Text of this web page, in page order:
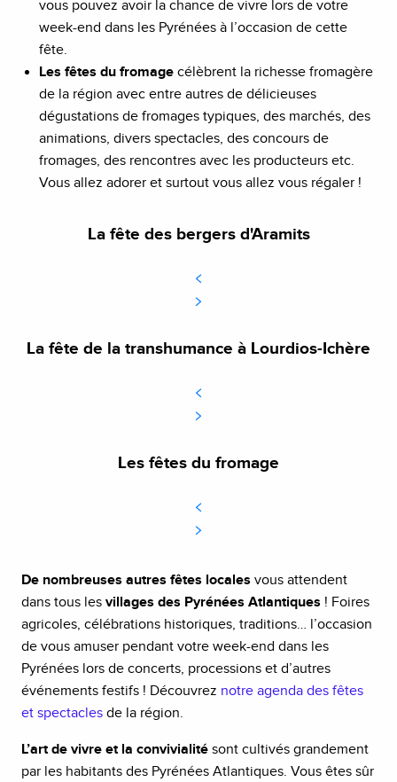
vous pouvez avoir la chance de vivre lors de votre
week-end dans les Pyrénées à l’occasion de cette
fête.
Les fêtes du fromage célèbrent la richesse fromagère
de la région avec entre autres de délicieuses
dégustations de fromages typiques, des marchés, des
animations, divers spectacles, des concours de
fromages, des rencontres avec les producteurs etc.
Vous allez adorer et surtout vous allez vous régaler !
La fête des bergers d'Aramits
La fête de la transhumance à Lourdios-Ichère
Les fêtes du fromage
De nombreuses autres fêtes locales vous attendent
dans tous les villages des Pyrénées Atlantiques ! Foires
agricoles, célébrations historiques, traditions… l’occasion
de vous amuser pendant votre week-end dans les
Pyrénées lors de concerts, processions et d’autres
événements festifs ! Découvrez notre agenda des fêtes
et spectacles de la région.
L’art de vivre et la convivialité sont cultivés grandement
par les habitants des Pyrénées Atlantiques. Vous êtes sûr